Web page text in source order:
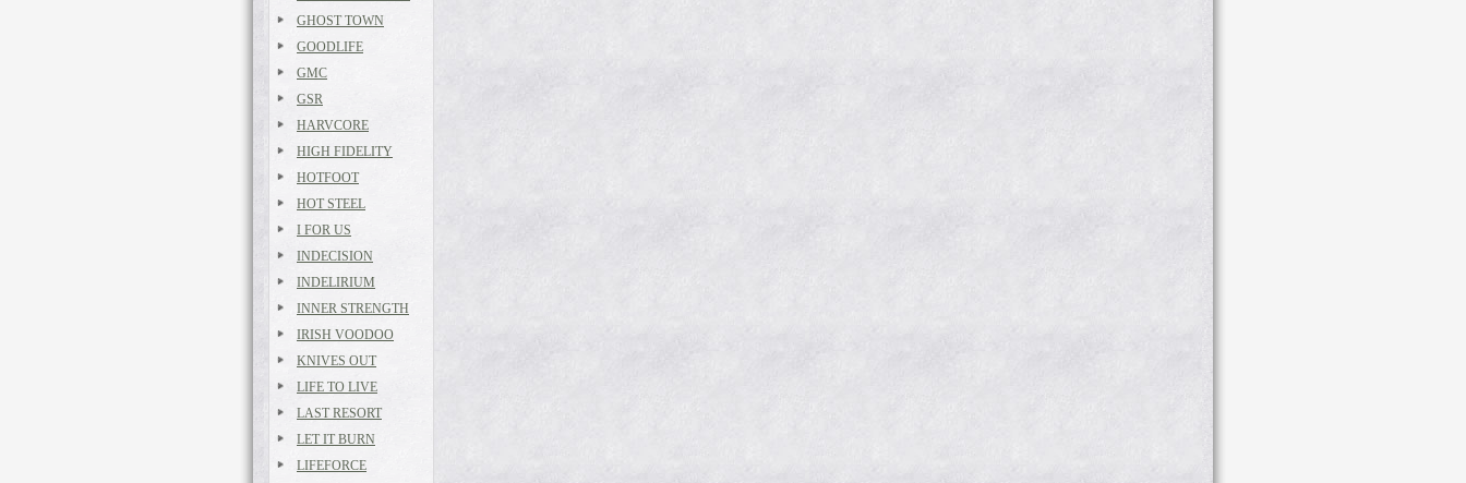
GHOST TOWN
GOODLIFE
GMC
GSR
HARVCORE
HIGH FIDELITY
HOTFOOT
HOT STEEL
I FOR US
INDECISION
INDELIRIUM
INNER STRENGTH
IRISH VOODOO
KNIVES OUT
LIFE TO LIVE
LAST RESORT
LET IT BURN
LIFEFORCE